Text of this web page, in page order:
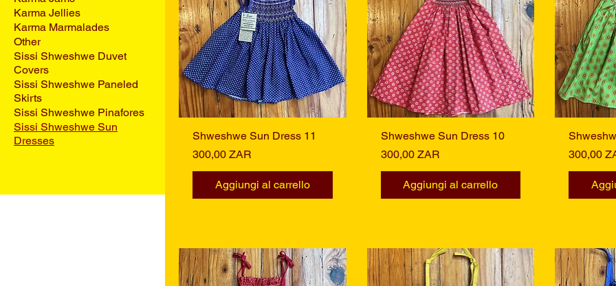
Karma Jellies
Karma Marmalades
Other
Sissi Shweshwe Duvet
Covers
Sissi Shweshwe Paneled
Skirts
Sissi Shweshwe Pinafores
Sissi Shweshwe Sun
Dresses
Vista rapida
Shweshwe Sun Dress 11
Prezzo
300,00 ZAR
Aggiungi al carrello
Vista rapida
Shweshwe Sun Dress 10
Prezzo
300,00 ZAR
Aggiungi al carrello
Prezzo
300,00